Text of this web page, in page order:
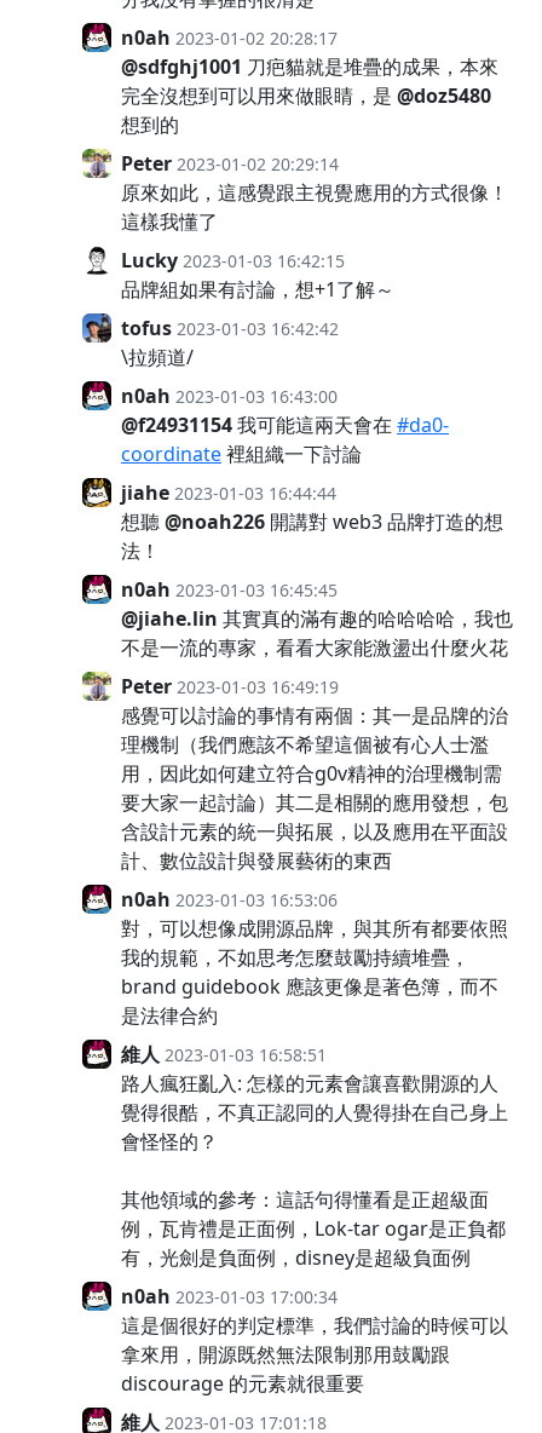
n0ah 2023-01-02 20:28:17
@sdfghj1001 刀疤貓就是堆疊的成果，本來
完全沒想到可以用來做眼睛，是 @doz5480
想到的
Peter 2023-01-02 20:29:14
原來如此，這感覺跟主視覺應用的方式很像！
這樣我懂了
Lucky 2023-01-03 16:42:15
品牌組如果有討論，想+1了解～
tofus 2023-01-03 16:42:42
\拉頻道/
n0ah 2023-01-03 16:43:00
@f24931154我可能這兩天會在 #da0-
coordinate裡組織一下討論
jiahe 2023-01-03 16:44:44
想聽@noah226 開講對 web3 品牌打造的想
法！
n0ah 2023-01-03 16:45:45
@jiahe.lin 其實真的滿有趣的哈哈哈哈，我也
不是一流的專家，看看大家能激盪出什麼火花
Peter 2023-01-03 16:49:19
感覺可以討論的事情有兩個：其一是品牌的治
理機制（我們應該不希望這個被有心人士濫
用，因此如何建立符合g0v精神的治理機制需
要大家一起討論）其二是相關的應用發想，包
含設計元素的統一與拓展，以及應用在平面設
計、數位設計與發展藝術的東西
n0ah 2023-01-03 16:53:06
對，可以想像成開源品牌，與其所有都要依照
我的規範，不如思考怎麼鼓勵持續堆疊，
brand guidebook 應該更像是著色簿，而不
是法律合約
維人 2023-01-03 16:58:51
路人瘋狂亂入: 怎樣的元素會讓喜歡開源的人
覺得很酷，不真正認同的人覺得掛在自己身上
會怪怪的？
其他領域的參考：這話句得懂看是正超級面
例，瓦肯禮是正面例，Lok-tar ogar是正負都
有，光劍是負面例，disney是超級負面例
n0ah 2023-01-03 17:00:34
這是個很好的判定標準，我們討論的時候可以
拿來用，開源既然無法限制那用鼓勵跟
discourage 的元素就很重要
維人 2023-01-03 17:01:18